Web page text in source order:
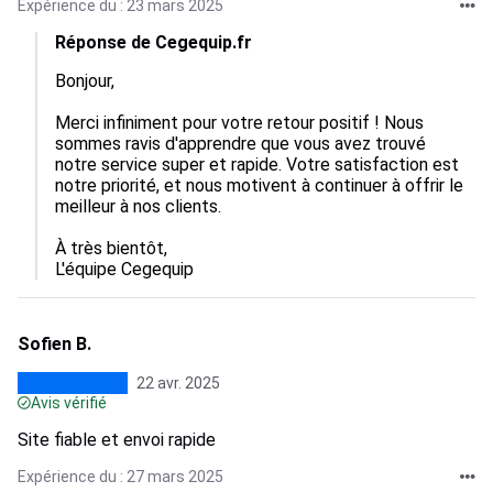
Expérience du : 23 mars 2025
Réponse de Cegequip.fr
Bonjour,
Merci infiniment pour votre retour positif ! Nous
sommes ravis d'apprendre que vous avez trouvé
notre service super et rapide. Votre satisfaction est
notre priorité, et nous motivent à continuer à offrir le
meilleur à nos clients.
À très bientôt,
L'équipe Cegequip
Sofien B.
22 avr. 2025
Avis vérifié
Site fiable et envoi rapide
Expérience du : 27 mars 2025